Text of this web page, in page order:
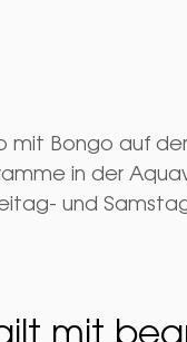
Bongo auf der
in der
und